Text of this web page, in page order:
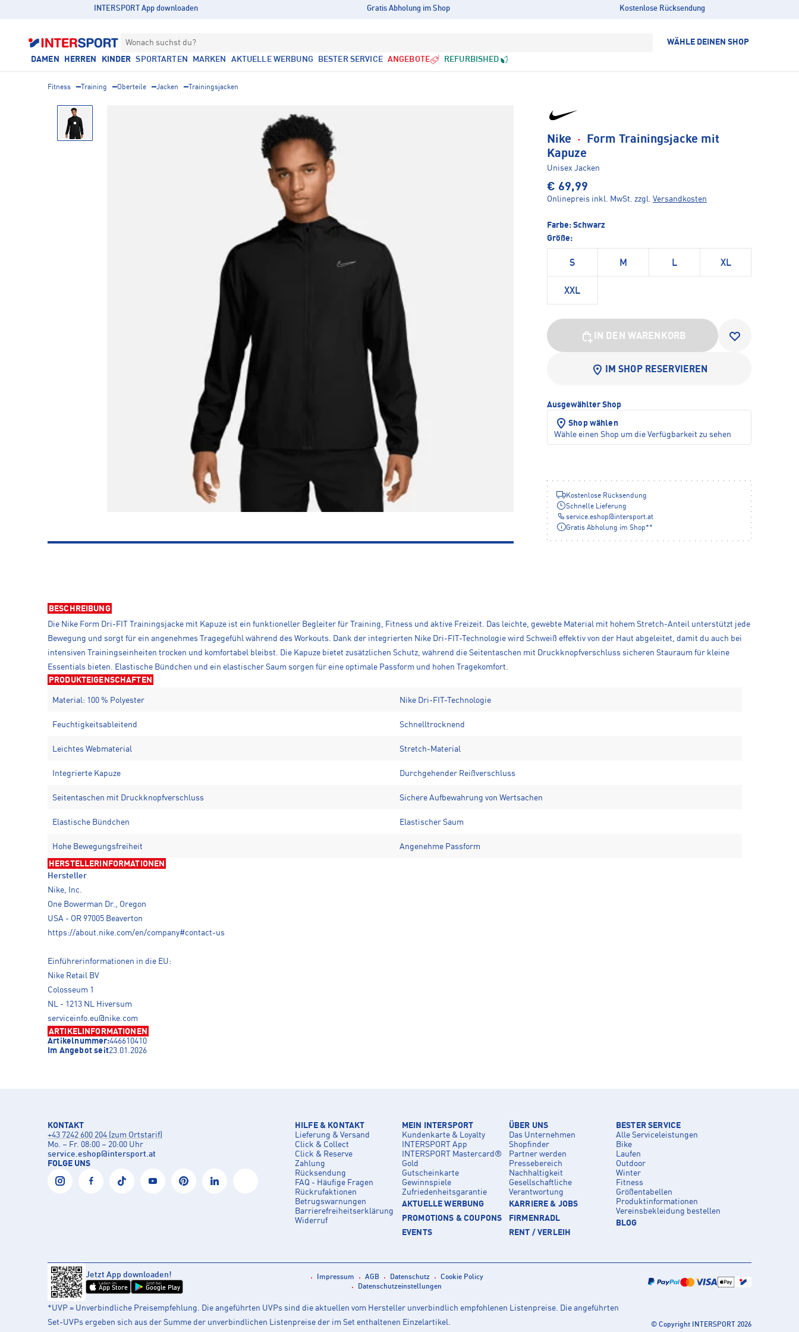
INTERSPORT App downloaden Gratis Abholung im Shop Kostenlose Rücksendung
Wonach suchst du? WÄHLE DEINEN SHOP
DAMEN HERREN KINDER SPORTARTEN MARKEN AKTUELLE WERBUNG BESTER SERVICE ANGEBOTE REFURBISHED
Fitness Training Oberteile Jacken Trainingsjacken
Nike ·
Form Trainingsjacke mit
Kapuze
Unisex Jacken
€ 69,99
Onlinepreis inkl. MwSt. zzgl. Versandkosten
Farbe: Schwarz
Größe:
S M L XL
XXL
IN DEN WARENKORB
IM SHOP RESERVIEREN
Ausgewählter Shop
Shop wählen
Wähle einen Shop um die Verfügbarkeit zu sehen
Kostenlose Rücksendung
Schnelle Lieferung
service.eshop@intersport.at
Gratis Abholung im Shop**
BESCHREIBUNG
Die Nike Form Dri-FIT Trainingsjacke mit Kapuze ist ein funktioneller Begleiter für Training, Fitness und aktive Freizeit. Das leichte, gewebte Material mit hohem Stretch-Anteil unterstützt jede
Bewegung und sorgt für ein angenehmes Tragegefühl während des Workouts. Dank der integrierten Nike Dri-FIT-Technologie wird Schweiß effektiv von der Haut abgeleitet, damit du auch bei
intensiven Trainingseinheiten trocken und komfortabel bleibst. Die Kapuze bietet zusätzlichen Schutz, während die Seitentaschen mit Druckknopfverschluss sicheren Stauraum für kleine
Essentials bieten. Elastische Bündchen und ein elastischer Saum sorgen für eine optimale Passform und hohen Tragekomfort.
PRODUKTEIGENSCHAFTEN
Material: 100 % Polyester Nike Dri-FIT-Technologie
Feuchtigkeitsableitend Schnelltrocknend
Leichtes Webmaterial Stretch-Material
Integrierte Kapuze Durchgehender Reißverschluss
Seitentaschen mit Druckknopfverschluss Sichere Aufbewahrung von Wertsachen
Elastische Bündchen Elastischer Saum
Hohe Bewegungsfreiheit Angenehme Passform
HERSTELLERINFORMATIONEN
Hersteller
Nike, Inc.
One Bowerman Dr., Oregon
USA - OR 97005 Beaverton
https://about.nike.com/en/company#contact-us
Einführerinformationen in die EU:
Nike Retail BV
Colosseum 1
NL - 1213 NL Hiversum
serviceinfo.eu@nike.com
ARTIKELINFORMATIONEN
Artikelnummer:446610410
Im Angebot seit23.01.2026
KONTAKT
+43 7242 600 204 (zum Ortstarif)
Mo. – Fr. 08:00 – 20:00 Uhr
service.eshop@intersport.at
FOLGE UNS
HILFE & KONTAKT
Lieferung & Versand
Click & Collect
Click & Reserve
Zahlung
Rücksendung
FAQ - Häufige Fragen
Rückrufaktionen
Betrugswarnungen
Barrierefreiheitserklärung
Widerruf
MEIN INTERSPORT
Kundenkarte & Loyalty
INTERSPORT App
INTERSPORT Mastercard®
Gold
Gutscheinkarte
Gewinnspiele
Zufriedenheitsgarantie
AKTUELLE WERBUNG
PROMOTIONS & COUPONS
EVENTS
ÜBER UNS
Das Unternehmen
Shopfinder
Partner werden
Pressebereich
Nachhaltigkeit
Gesellschaftliche
Verantwortung
KARRIERE & JOBS
FIRMENRADL
RENT / VERLEIH
BESTER SERVICE
Alle Serviceleistungen
Bike
Laufen
Outdoor
Winter
Fitness
Größentabellen
Produktinformationen
Vereinsbekleidung bestellen
BLOG
Jetzt App downloaden!
Laden im
App Store
Jetzt bei
Google Play
Impressum AGB Datenschutz
Cookie Policy
Datenschutzeinstellungen
*UVP = Unverbindliche Preisempfehlung. Die angeführten UVPs sind die aktuellen vom Hersteller unverbindlich empfohlenen Listenpreise. Die angeführten
Set-UVPs ergeben sich aus der Summe der unverbindlichen Listenpreise der im Set enthaltenen Einzelartikel.
© Copyright INTERSPORT 2026